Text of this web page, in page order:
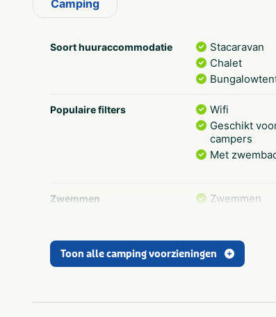
Camping
Soort huuraccommodatie
Stacaravan
Chalet
Populaire filters
Wifi
Geschikt
campers
Met
Zwemmen
Zwemmen
Recreatie
Animatie
Recreatie voor
Toon alle camping voorzieningen